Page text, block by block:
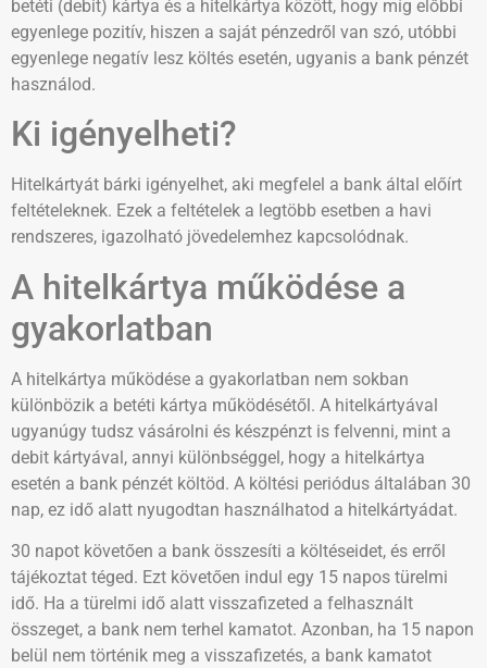
betéti (debit) kártya és a hitelkártya között, hogy míg előbbi
egyenlege pozitív, hiszen a saját pénzedről van szó, utóbbi
egyenlege negatív lesz költés esetén, ugyanis a bank pénzét
használod.
Ki igényelheti?
Hitelkártyát bárki igényelhet, aki megfelel a bank által előírt
feltételeknek. Ezek a feltételek a legtöbb esetben a havi
rendszeres, igazolható jövedelemhez kapcsolódnak.
A hitelkártya működése a
gyakorlatban
A hitelkártya működése a gyakorlatban nem sokban
különbözik a betéti kártya működésétől. A hitelkártyával
ugyanúgy tudsz vásárolni és készpénzt is felvenni, mint a
debit kártyával, annyi különbséggel, hogy a hitelkártya
esetén a bank pénzét költöd. A költési periódus általában 30
nap, ez idő alatt nyugodtan használhatod a hitelkártyádat.
30 napot követően a bank összesíti a költéseidet, és erről
tájékoztat téged. Ezt követően indul egy 15 napos türelmi
idő. Ha a türelmi idő alatt visszafizeted a felhasznált
összeget, a bank nem terhel kamatot. Azonban, ha 15 napon
belül nem történik meg a visszafizetés, a bank kamatot